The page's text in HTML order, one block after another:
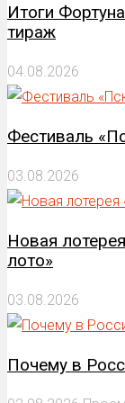
Итоги
тираж
04.08.2026
Фестиваль
03.08.2026
Новая
лото»
03.08.2026
Почему в